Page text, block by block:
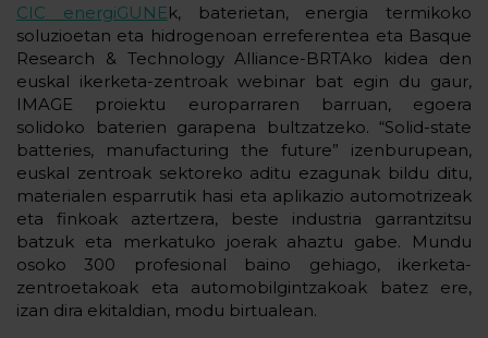
CIC energiGUNEk, baterietan, energia termikoko
soluzioetan eta hidrogenoan erreferentea eta Basque
Research & Technology Alliance-BRTAko kidea den
euskal ikerketa-zentroak webinar bat egin du gaur,
IMAGE proiektu europarraren barruan, egoera
solidoko baterien garapena bultzatzeko. “Solid-state
batteries, manufacturing the future” izenburupean,
euskal zentroak sektoreko aditu ezagunak bildu ditu,
materialen esparrutik hasi eta aplikazio automotrizeak
eta finkoak aztertzera, beste industria garrantzitsu
batzuk eta merkatuko joerak ahaztu gabe. Mundu
osoko 300 profesional baino gehiago, ikerketa-
zentroetakoak eta automobilgintzakoak batez ere,
izan dira ekitaldian, modu birtualean.